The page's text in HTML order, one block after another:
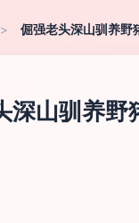
> 倔强老头深山驯养野
深山驯养野